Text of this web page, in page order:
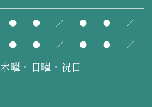
木曜・日曜・祝日